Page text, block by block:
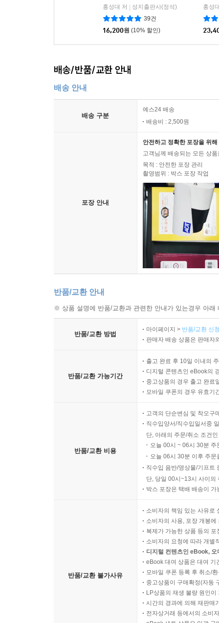
홍성대 저
성지출판사(정석)
39건
16,200원 (10% 할인)
홍성
배송/반품/교환 안내
배송 안내
배송 구분
예스24 배송
배송비 : 2,500원
포장 안내
안전하고 정확한 포장을 위
고객님께 배송되는 모든 상
목적 : 안전한 포장 관리
촬영범위 : 박스 포장 작업
반품/교환 안내
※ 상품 설명에 반품/교환과 관련한 안내가 있는경우 아
반품/교환 방법
마이페이지 > 반품/교환 신
판매자 배송 상품은 판매자
반품/교환 가능기간
출고 완료 후 10일 이내의
디지털 콘텐츠인 eBook의
중고상품의 경우 출고 완료
모바일 쿠폰의 경우 유효기
반품/교환 비용
고객의 단순변심 및 착오구
직수입양서/직수입일서중
단, 아래의 주문/취소 조건
오늘 00시 ~ 06시 30분
오늘 06시 30분 이후 주
직수입 음반/영상물/기프트
단, 당일 00시~13시 사이의
박스 포장은 택배 배송이
반품/교환 불가사유
소비자의 책임 있는 사유로
소비자의 사용, 포장 개봉
복제가 가능한 상품 등의
소비자의 요청에 따라 개별
디지털 컨텐츠인 eBook,
eBook 대여 상품은 대여 기
모바일 쿠폰 등록 후 취소/
중고상품이 구매확정(자동
LP상품의 재생 불량 원인
시간의 경과에 의해 재판매
전자상거래 등에서의 소비